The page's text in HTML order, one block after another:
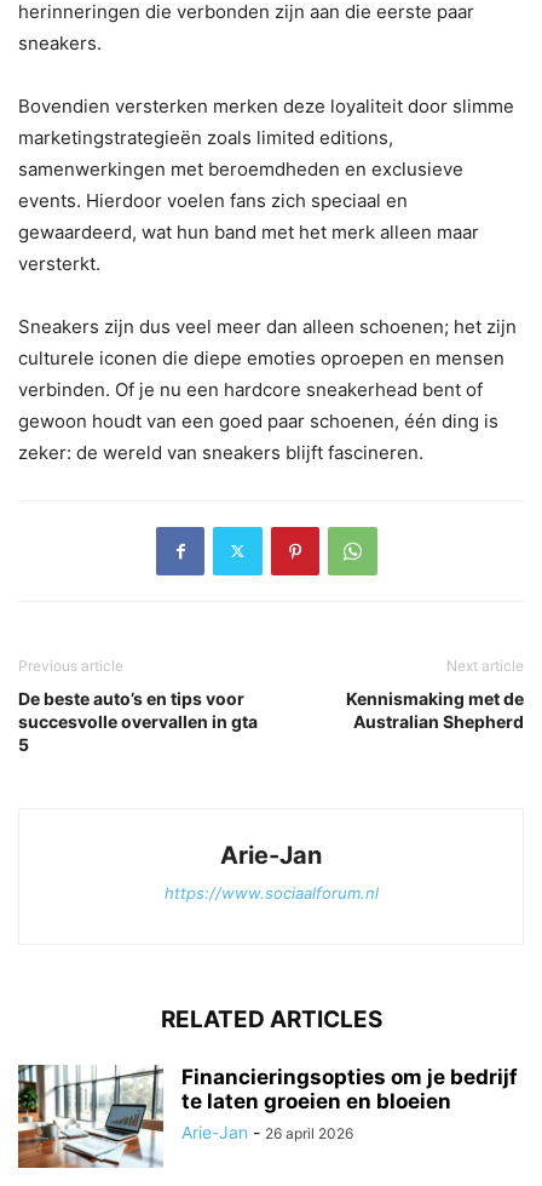
herinneringen die verbonden zijn aan die eerste paar
sneakers.
Bovendien versterken merken deze loyaliteit door slimme
marketingstrategieën zoals limited editions,
samenwerkingen met beroemdheden en exclusieve
events. Hierdoor voelen fans zich speciaal en
gewaardeerd, wat hun band met het merk alleen maar
versterkt.
Sneakers zijn dus veel meer dan alleen schoenen; het zijn
culturele iconen die diepe emoties oproepen en mensen
verbinden. Of je nu een hardcore sneakerhead bent of
gewoon houdt van een goed paar schoenen, één ding is
zeker: de wereld van sneakers blijft fascineren.
Previous article
De beste auto’s en tips voor
succesvolle overvallen in gta
5
Next article
Kennismaking met de
Australian Shepherd
Arie-Jan
https://www.sociaalforum.nl
RELATED ARTICLES
Financieringsopties om je bedrijf
te laten groeien en bloeien
Arie-Jan - 26 april 2026